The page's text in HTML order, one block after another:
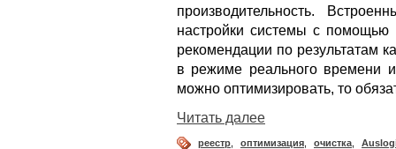
производительность.
настройки системы с помощью
рекомендации по результатам
в режиме реального времени и
можно оптимизировать, то
Читать далее
реестр оптимизация очистка